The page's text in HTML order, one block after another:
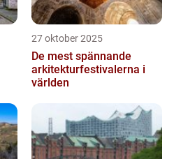
27 oktober 2025
De mest spännande
arkitekturfestivalerna i
världen